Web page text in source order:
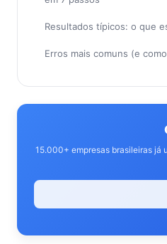
Resultados típicos: o que
Erros mais comuns (e
15.000+ empresas brasileiras já